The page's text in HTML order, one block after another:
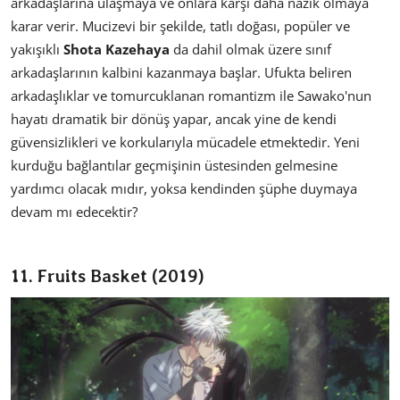
karar verir. Mucizevi bir şekilde, tatlı doğası, popüler ve
yakışıklı Shota Kazehaya da dahil olmak üzere sınıf
arkadaşlarının kalbini kazanmaya başlar. Ufukta beliren
arkadaşlıklar ve tomurcuklanan romantizm ile Sawako'nun
hayatı dramatik bir dönüş yapar, ancak yine de kendi
güvensizlikleri ve korkularıyla mücadele etmektedir. Yeni
kurduğu bağlantılar geçmişinin üstesinden gelmesine
yardımcı olacak mıdır, yoksa kendinden şüphe duymaya
devam mı edecektir?
11. Fruits Basket (2019)